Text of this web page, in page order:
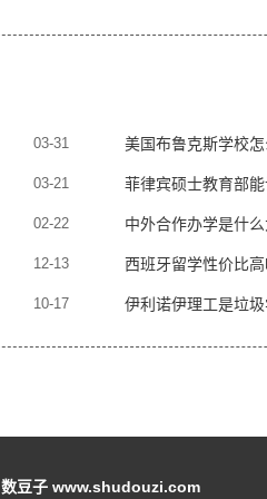
03-31 美国布鲁克斯学校
03-21 菲律宾硕士教育部
02-22 中外合作办学是什
12-13 西班牙留学性价比
10-17 伊利诺伊理工是垃
数豆子 www.shudouzi.com